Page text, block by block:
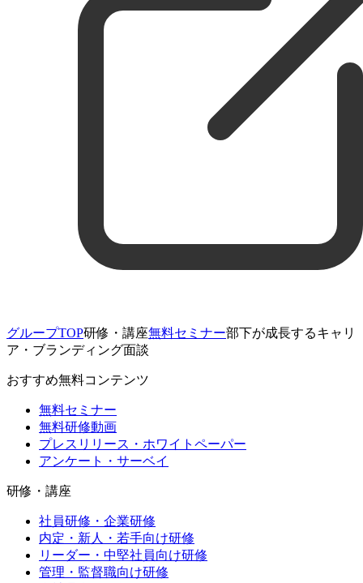
グループTOP研修・講座無料セミナー部下が成長するキャリ
ア・ブランディング面談
おすすめ無料コンテンツ
無料セミナー
無料研修動画
プレスリリース・ホワイトペーパー
アンケート・サーベイ
研修・講座
社員研修・企業研修
内定・新人・若手向け研修
リーダー・中堅社員向け研修
管理・監督職向け研修